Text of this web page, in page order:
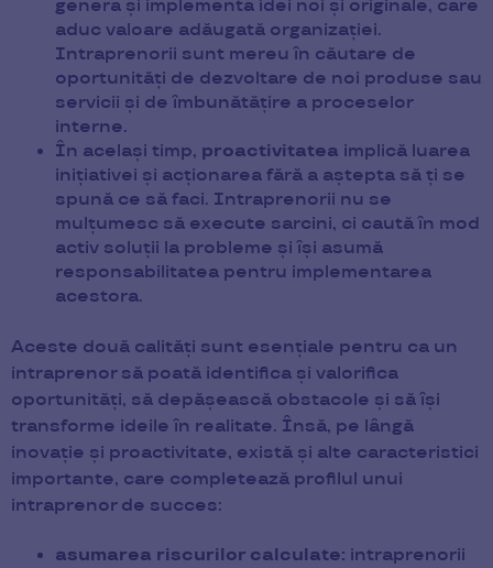
genera și implementa idei noi și originale, care
aduc valoare adăugată organizației.
Intraprenorii sunt mereu în căutare de
oportunități de dezvoltare de noi produse sau
servicii și de îmbunătățire a proceselor
interne.
În același timp, proactivitatea implică luarea
inițiativei și acționarea fără a aștepta să ți se
spună ce să faci. Intraprenorii nu se
mulțumesc să execute sarcini, ci caută în mod
activ soluții la probleme și își asumă
responsabilitatea pentru implementarea
acestora.
Aceste două calități sunt esențiale pentru ca un
intraprenor să poată identifica și valorifica
oportunități, să depășească obstacole și să își
transforme ideile în realitate. Însă, pe lângă
inovație și proactivitate, există și alte caracteristici
importante, care completează profilul unui
intraprenor de succes:
asumarea riscurilor calculate: intraprenorii